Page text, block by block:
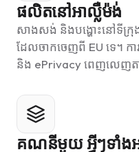
ផលិតនៅអាល្លឺម៉ង់
សាងសង់ និងបង្ហោះនៅទីក្រុ
ដែលចាកចេញពី EU ទេ។ ក
និង ePrivacy ពេញលេញត
គណនីមួយ អ្វីៗទាំ